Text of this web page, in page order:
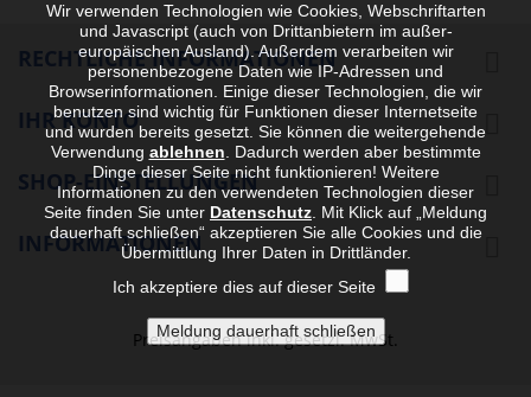
RECHTLICHE INFORMATIONEN
IHR KONTO 
SHOP-EINSTELLUNGEN
INFORMATIONEN
Preisangaben inkl. gesetzl. MwSt.
Wir verwenden Technologien wie Cookies, Webschriftarten
und Javascript (auch von Drittanbietern im außer-
europäischen Ausland). Außerdem verarbeiten wir
personenbezogene Daten wie IP-Adressen und
Browserinformationen. Einige dieser Technologien, die wir
benutzen sind wichtig für Funktionen dieser Internetseite
und wurden bereits gesetzt. Sie können die weitergehende
Verwendung ablehnen
Dadurch werden aber bestimmte
Dinge dieser Seite nicht funktionieren! Weitere
Informationen zu den verwendeten Technologien dieser
Seite finden Sie unter Datenschutz . Mit Klick auf „Meldung
dauerhaft schließen“ akzeptieren Sie alle Cookies und die
Übermittlung Ihrer Daten in Drittländer.
Ich akzeptiere dies auf dieser Seite